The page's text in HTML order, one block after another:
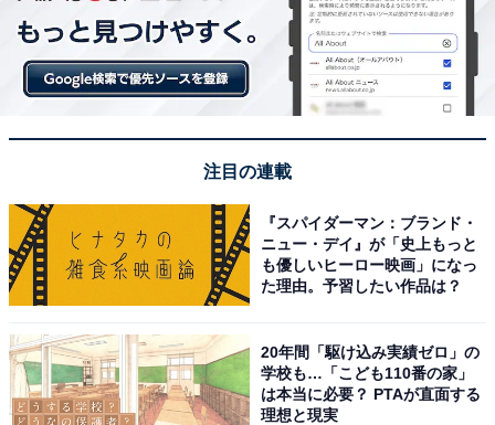
【今日チェックしたい】JVCケンウッドの人気商
品5選
JVCケンウッド「EX-D6SET」
ーディオボード LK-EX10 セット Bluetooth ウッドコーン
シリーズ ハイレゾ音源 CD FM/AM USB再生/録音
Amazonで見る
注目の連載
『スパイダーマン：ブランド・
ニュー・デイ』が「史上もっと
も優しいヒーロー映画」になっ
た理由。予習したい作品は？
20年間「駆け込み実績ゼロ」の
学校も…「こども110番の家」
は本当に必要？ PTAが直面する
理想と現実